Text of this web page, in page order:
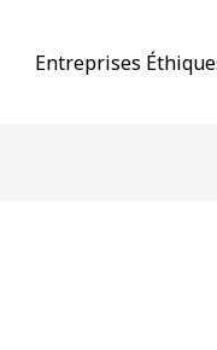
Entreprises